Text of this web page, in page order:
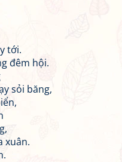
tới.
đêm hội.
sỏi băng,
xuân.